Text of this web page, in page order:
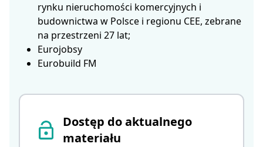
Dostęp do aktualnego
materiału
rynku nieruchomości komercyjnych i
budownictwa w Polsce i regionu CEE, zebrane
na przestrzeni 27 lat;
Eurojobsy
Eurobuild FM